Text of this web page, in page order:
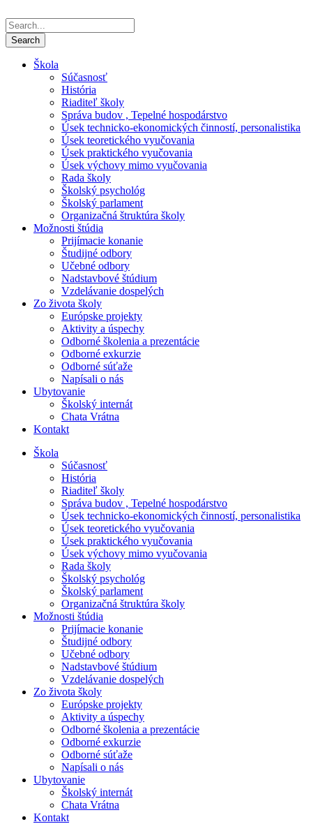
Škola
Súčasnosť
História
Riaditeľ školy
Správa budov , Tepelné hospodárstvo
Úsek technicko-ekonomických činností, personalistika
Úsek teoretického vyučovania
Úsek praktického vyučovania
Úsek výchovy mimo vyučovania
Rada školy
Školský psychológ
Školský parlament
Organizačná štruktúra školy
Možnosti štúdia
Prijímacie konanie
Študijné odbory
Učebné odbory
Nadstavbové štúdium
Vzdelávanie dospelých
Zo života školy
Európske projekty
Aktivity a úspechy
Odborné školenia a prezentácie
Odborné exkurzie
Odborné súťaže
Napísali o nás
Ubytovanie
Školský internát
Chata Vrátna
Kontakt
Škola
Súčasnosť
História
Riaditeľ školy
Správa budov , Tepelné hospodárstvo
Úsek technicko-ekonomických činností, personalistika
Úsek teoretického vyučovania
Úsek praktického vyučovania
Úsek výchovy mimo vyučovania
Rada školy
Školský psychológ
Školský parlament
Organizačná štruktúra školy
Možnosti štúdia
Prijímacie konanie
Študijné odbory
Učebné odbory
Nadstavbové štúdium
Vzdelávanie dospelých
Zo života školy
Európske projekty
Aktivity a úspechy
Odborné školenia a prezentácie
Odborné exkurzie
Odborné súťaže
Napísali o nás
Ubytovanie
Školský internát
Chata Vrátna
Kontakt